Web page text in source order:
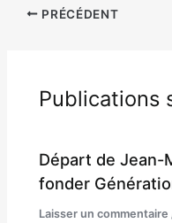
PRÉCÉDENT
Publications
Départ de Jean-
fonder
Laisser un commentaire